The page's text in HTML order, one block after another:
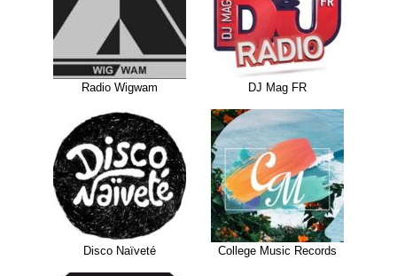
Radio Wigwam DJ Mag FR
Disco Naïveté College Music Records